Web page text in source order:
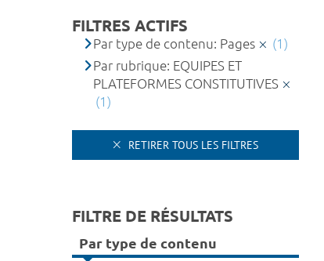
FILTRES ACTIFS
Par type de contenu: Pages
(1)
Par rubrique: EQUIPES ET
PLATEFORMES CONSTITUTIVES
(1)
RETIRER TOUS LES FILTRES
FILTRE DE RÉSULTATS
Par type de contenu